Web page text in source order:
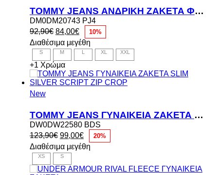
TOMMY JEANS ΑΝΔΡΙΚΗ ΖΑΚΕΤΑ ΦΟΥΤΕΡ ESSENTIALS REGULAR FIT
DM0DM20743 PJ4
92,90€ Original
price
was:
92,90€.
84,00€Η
τρέχουσα
τιμή
είναι:
10%
Διαθέσιμα μεγέθη
S M L XL XXL
+1 Χρώμα
New
TOMMY JEANS ΓΥΝΑΙΚΕΙΑ ΖΑΚΕΤΑ SLIM SILVER SCRIPT ZIP CROP
DW0DW22580 BDS
123,90€ Original
price
was:
123,90€.
99,00€Η
τρέχουσα
τιμή
99,00€.
20%
Διαθέσιμα μεγέθη
XS S